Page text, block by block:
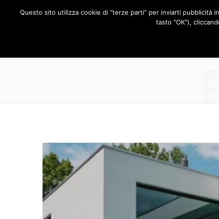
RUBRICHE
Questo sito utilizza cookie di “terze parti” per inviarti pubblicità
tasto "OK"),